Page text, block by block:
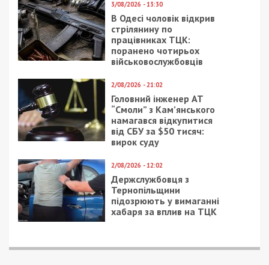
Возвращаясь к нынешним тендерным фаворитам
мэрии Днепра и ОГА, нельзя не задаться
вопросом, как появилось на рынке обслуживания
ЖКХ ООО «ВАВИЛОН СТРОЙ»?
Итак, по данным Единого государственного
реестра предприятий и организаций,
руководителем «ВАВИЛОН СТРОЯ» значится
Евгений Гук, житель Каменского, 1983 года
рождения. Наиболее заметный факт его
бэкграунда – участие в выборах в городской
«Наш край», от которой
баллотировались в Кировский районный совет
основатель «Будмакскомпани» Елена Чернова и
в городской совет – руководитель
«Мистокомбуду» Ирина Румянцева.
провластного проекта «Наш край» СМИ